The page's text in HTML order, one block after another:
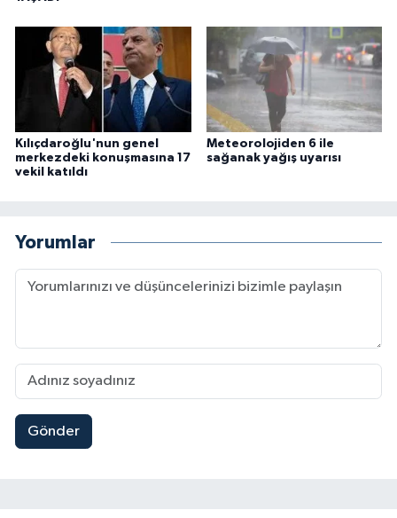
Kılıçdaroğlu'nun genel
merkezdeki konuşmasına 17
vekil katıldı
Meteorolojiden 6 ile
sağanak yağış uyarısı
Yorumlar
Gönder